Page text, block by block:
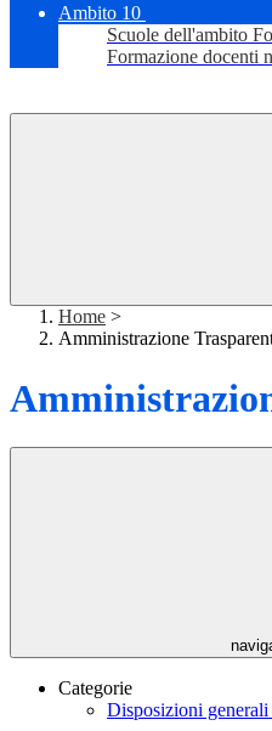
Ambito 10
Scuole dell'ambito
Formazione docenti
Home >
Amministrazione
Categorie
Disposizioni generali